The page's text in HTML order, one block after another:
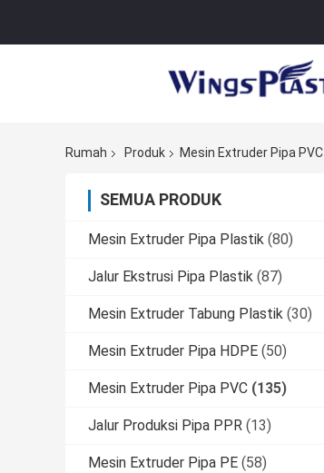
Rumah Produk Mesin Extruder Pipa PVC
SEMUA PRODUK
Mesin Extruder Pipa Plastik (80)
Jalur Ekstrusi Pipa Plastik (87)
Mesin Extruder Tabung Plastik (30)
Mesin Extruder Pipa HDPE (50)
Mesin Extruder Pipa PVC (135)
Jalur Produksi Pipa PPR (13)
Mesin Extruder Pipa PE (58)